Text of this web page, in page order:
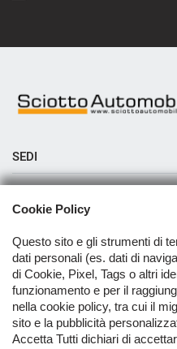
SEDI
Sciotto Automobili Messina
Sciotto Automobili Pace del
Sciotto Automobili Capo
Sciotto Automobili Milazzo
AZIENDA
Azienda
Contatti
Cookie Policy
Questo sito e gli strumenti di
dati personali (es. dati di
di Cookie, Pixel, Tags o altri
funzionamento e per il
nella cookie policy, tra cui il
sito e la pubblicità
Accetta Tutti dichiari di